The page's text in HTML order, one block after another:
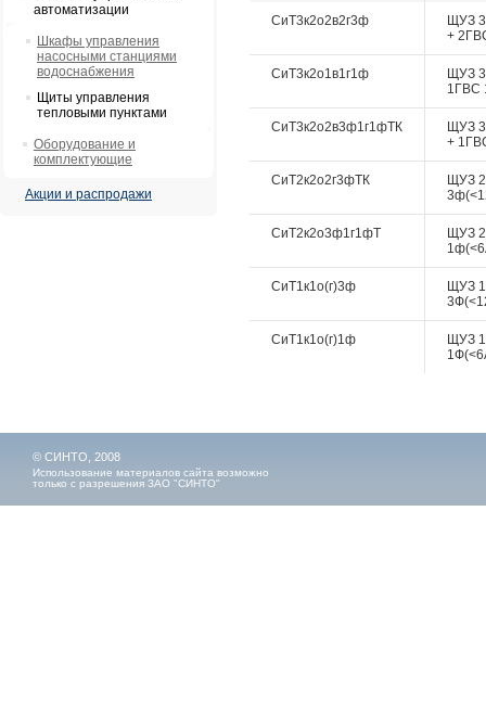
автоматизации
Шкафы управления
насосными станциями
водоснабжения
Щиты управления
тепловыми пунктами
Оборудование и
комплектующие
Акции и распродажи
СиТ3к2о2в2г3ф
ЩУЗ 3
+
СиТ3к2о1в1г1ф
ЩУЗ 3
1ГВС
СиТ3к2о2в3ф1г1фТК
ЩУЗ 3
+
СиТ2к2о2г3фТК
ЩУЗ
СиТ2к2о3ф1г1фТ
ЩУЗ
СиТ1к1о(г)3ф
ЩУЗ 1
СиТ1к1о(г)1ф
ЩУЗ 1
© СИНТО, 2008
Использование материалов сайта возможно
только с разрешения ЗАО "СИНТО"